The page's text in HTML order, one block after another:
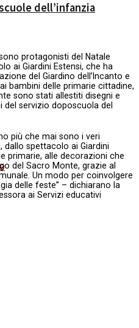
dell’infanzia
protagonisti del Natale
ai Giardini Estensi, che ha
del Giardino dell’Incanto e
bambini delle primarie cittadine,
sono stati allestiti disegni e
servizio doposcuola del
più che mai sono i veri
dallo spettacolo ai Giardini
primarie, alle decorazioni che
del Sacro Monte, grazie al
Un modo per coinvolgere
delle feste” – dichiarano la
ai Servizi educativi